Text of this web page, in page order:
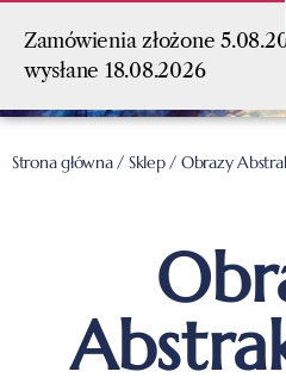
Zamówienia złożone
wysłane 18.08.2026
Strona główna/ Sklep/ Obrazy